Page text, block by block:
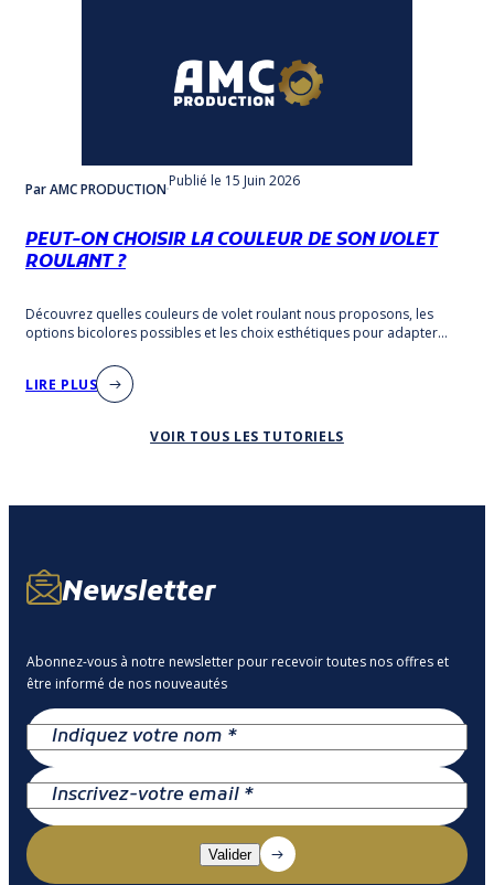
Par AMC PRODUCTIONPublié le 15 Juin 2026
PEUT-ON CHOISIR LA COULEUR DE SON VOLET
ROULANT ?
Découvrez quelles couleurs de volet roulant nous proposons, les
options bicolores possibles et les choix esthétiques pour adapter
LIRE PLUS
VOIR TOUS LES TUTORIELS
Newsletter
Abonnez-vous à notre newsletter pour recevoir toutes nos offres et
être informé de nos nouveautés